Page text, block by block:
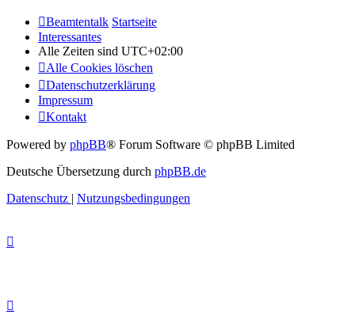
Beamtentalk Startseite
Interessantes
Alle Zeiten sind UTC+02:00
Alle Cookies löschen
Datenschutzerklärung
Impressum
Kontakt
Powered by phpBB® Forum Software © phpBB Limited
Deutsche Übersetzung durch phpBB.de
Datenschutz | Nutzungsbedingungen